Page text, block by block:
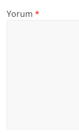
Yorum*